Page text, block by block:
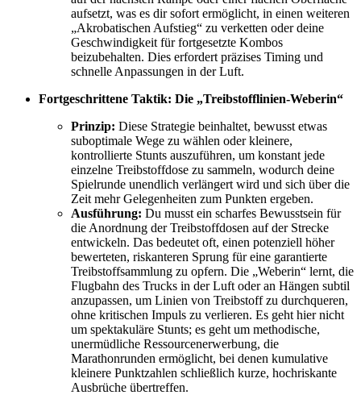
aufsetzt, was es dir sofort ermöglicht, in einen weiteren
„Akrobatischen Aufstieg“ zu verketten oder deine
Geschwindigkeit für fortgesetzte Kombos
beizubehalten. Dies erfordert präzises Timing und
schnelle Anpassungen in der Luft.
Fortgeschrittene Taktik: Die „Treibstofflinien-Weberin“
Prinzip: Diese Strategie beinhaltet, bewusst etwas
suboptimale Wege zu wählen oder kleinere,
kontrollierte Stunts auszuführen, um konstant jede
einzelne Treibstoffdose zu sammeln, wodurch deine
Spielrunde unendlich verlängert wird und sich über die
Zeit mehr Gelegenheiten zum Punkten ergeben.
Ausführung: Du musst ein scharfes Bewusstsein für
die Anordnung der Treibstoffdosen auf der Strecke
entwickeln. Das bedeutet oft, einen potenziell höher
bewerteten, riskanteren Sprung für eine garantierte
Treibstoffsammlung zu opfern. Die „Weberin“ lernt, die
Flugbahn des Trucks in der Luft oder an Hängen subtil
anzupassen, um Linien von Treibstoff zu durchqueren,
ohne kritischen Impuls zu verlieren. Es geht hier nicht
um spektakuläre Stunts; es geht um methodische,
unermüdliche Ressourcenerwerbung, die
Marathonrunden ermöglicht, bei denen kumulative
kleinere Punktzahlen schließlich kurze, hochriskante
Ausbrüche übertreffen.